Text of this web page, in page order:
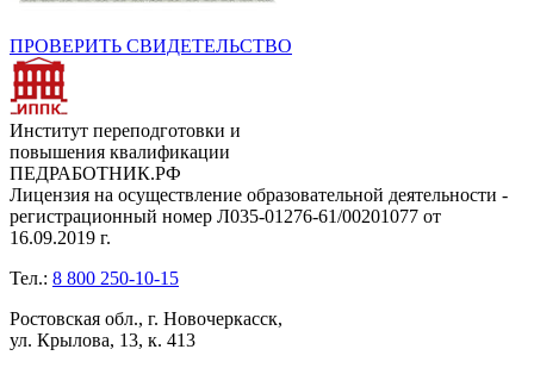
ПРОВЕРИТЬ СВИДЕТЕЛЬСТВО
Институт переподготовки и
повышения квалификации
ПЕДРАБОТНИК.РФ
Лицензия на осуществление образовательной деятельности -
регистрационный номер Л035-01276-61/00201077 от
16.09.2019 г.
Тел.: 8 800 250-10-15
Ростовская обл., г. Новочеркасск,
ул. Крылова, 13, к. 413